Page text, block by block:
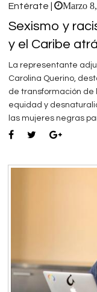
Entérate | Marzo
Sexismo y
y el Caribe
La representante
Carolina Querino,
de transformación de
equidad y
las mujeres negras